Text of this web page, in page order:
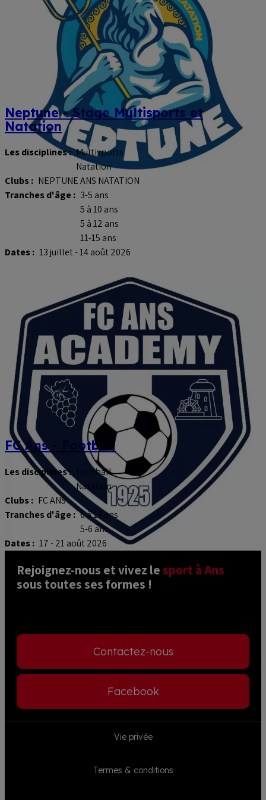
Neptune - Stage Multisports et
Natation
Les disciplines : Multisports
Natation
Clubs : NEPTUNE ANS NATATION
Tranches d'âge : 3-5 ans
5 à 10 ans
5 à 12 ans
11-15 ans
Dates : 13 juillet - 14 août 2026
FC Ans - Football
Les disciplines : Football
Natation
Clubs : FC ANS
Tranches d'âge : 6 à 13 ans
5-6 ans
Dates : 17 - 21 août 2026
Rejoignez-nous et vivez le sport à Ans
sous toutes ses formes !
Contactez-nous
Facebook
Footer
Vie privée
Termes & conditions